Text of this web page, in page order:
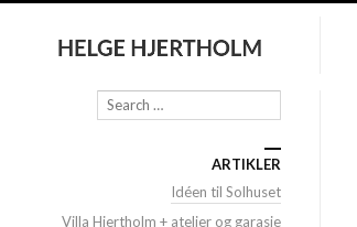
ARTIKLER
Idéen til Solhuset
Villa Hjertholm + atelier og garasje